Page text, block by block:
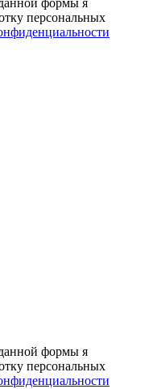
формы я
персональных
формы я
персональных